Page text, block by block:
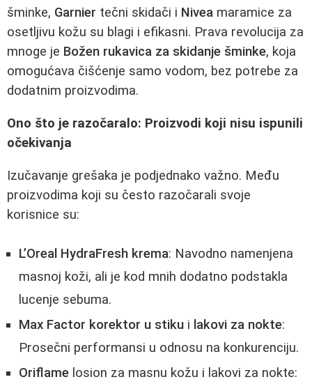
šminke, Garnier tečni skidači i Nivea maramice za
osetljivu kožu su blagi i efikasni. Prava revolucija za
mnoge je Božen rukavica za skidanje šminke, koja
omogućava čišćenje samo vodom, bez potrebe za
dodatnim proizvodima.
Ono što je razočaralo: Proizvodi koji nisu ispunili
očekivanja
Izučavanje grešaka je podjednako važno. Među
proizvodima koji su često razočarali svoje
korisnice su:
L’Oreal HydraFresh krema: Navodno namenjena
masnoj koži, ali je kod mnih dodatno podstakla
lucenje sebuma.
Max Factor korektor u stiku i lakovi za nokte:
Prosečni performansi u odnosu na konkurenciju.
Oriflame losion za masnu kožu i lakovi za nokte: